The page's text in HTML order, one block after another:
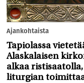
Ajankohtaista
Tapiolassa
Alaskalaisen
alkaa
liturgian